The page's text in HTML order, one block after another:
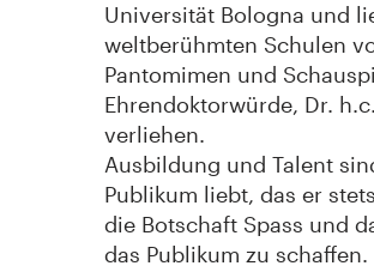
Universität Bologna und
weltberühmten Schulen
Pantomimen und
Ehrendoktorwürde, Dr.
verliehen.
Ausbildung und Talent
Publikum liebt, das er
die Botschaft Spass und
das Publikum zu schaffen.